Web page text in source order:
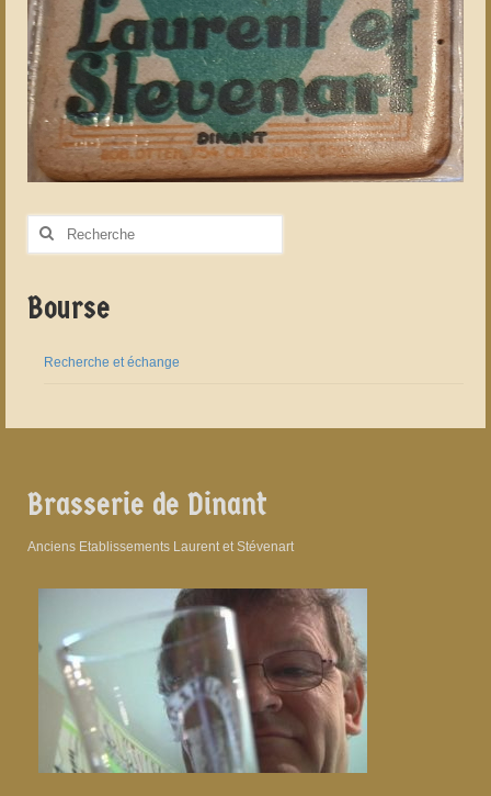
Rechercher
Bourse
Recherche et échange
Brasserie de Dinant
Anciens Etablissements Laurent et Stévenart